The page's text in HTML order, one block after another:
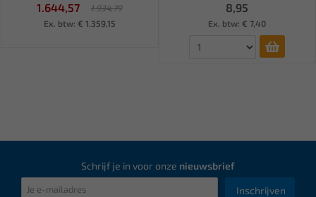
1.644,57
1.934,79
Ex. btw: € 1.359,15
8,95
Ex. btw: € 7,40
Schrijf je in voor onze nieuwsbrief
Inschrijven